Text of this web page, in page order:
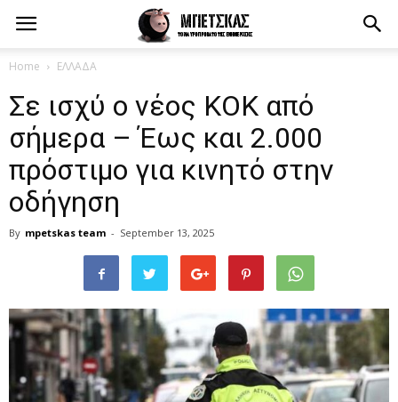
Home ΕΛΛΑΔΑ
Σε ισχύ ο νέος ΚΟΚ από
σήμερα – Έως και 2.000
πρόστιμο για κινητό στην
οδήγηση
By mpetskas team - September 13, 2025